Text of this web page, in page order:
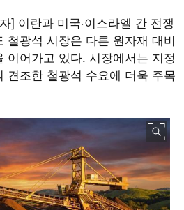
] 이란과 미국·이스라엘 간 전쟁
철광석 시장은 다른 원자재 대비
이어가고 있다. 시장에서는 지정
견조한 철광석 수요에 더욱 주목